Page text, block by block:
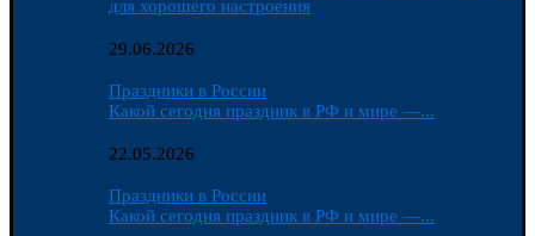
для хорошего настроения
29.06.2026
Праздники в России
Какой сегодня праздник в РФ и мире —...
22.05.2026
Праздники в России
Какой сегодня праздник в РФ и мире —...